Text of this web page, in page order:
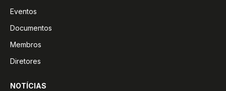
Eventos
Documentos
Membros
Diretores
NOTÍCIAS